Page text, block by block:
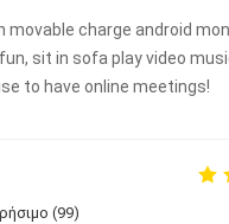
movable charge android
sit in sofa play video
to have online meetings!
(99)